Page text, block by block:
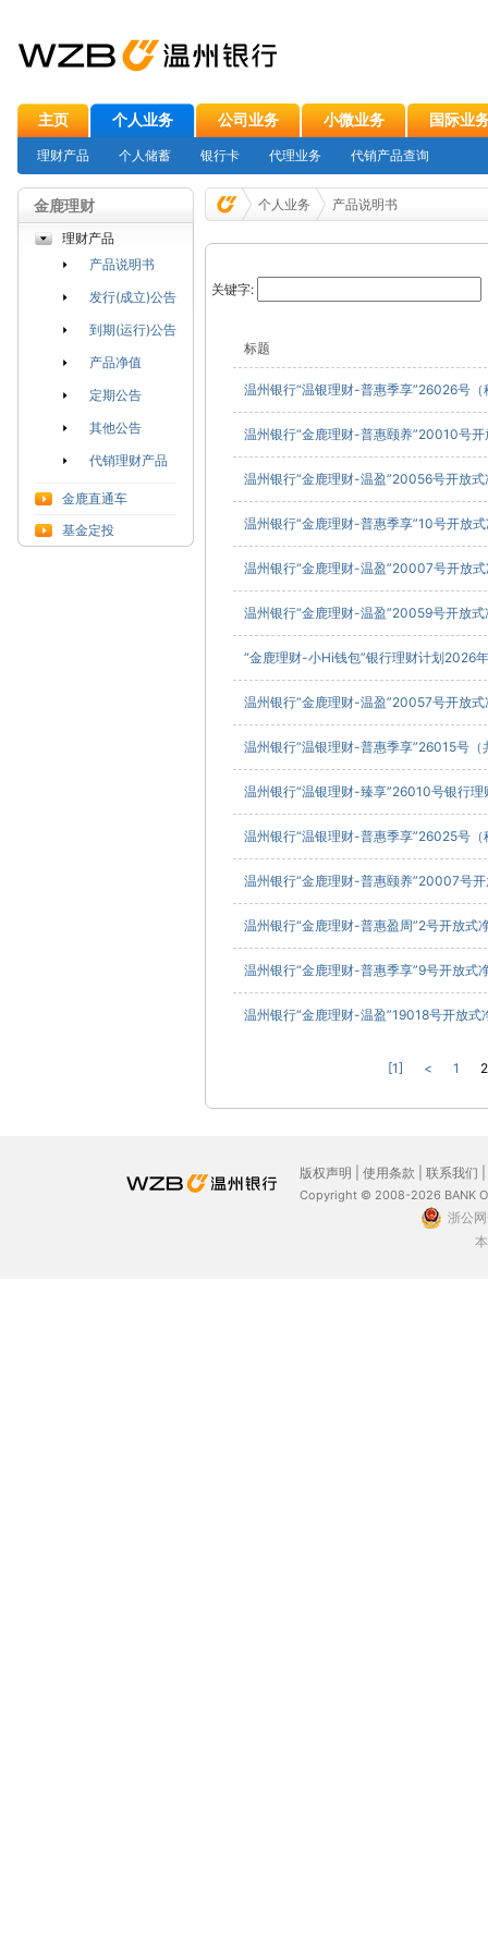
主页 个人业务 公司业务 小微业务 国际业
理财产品 个人储蓄 银行卡 代理业务 代销产品查询
金鹿理财
理财产品
产品说明书
发行(成立)公告
到期(运行)公告
产品净值
定期公告
其他公告
代销理财产品
金鹿直通车
基金定投
个人业务 产品说明书
关键字:
标题
温州银行“温银理财-普惠季享”26026号（
温州银行“金鹿理财-普惠颐养”20010号开
温州银行“金鹿理财-温盈”20056号开放式
温州银行“金鹿理财-普惠季享”10号开放
温州银行“金鹿理财-温盈”20007号开放
温州银行“金鹿理财-温盈”20059号开放式
“金鹿理财-小Hi钱包”银行理财计划2026
温州银行“金鹿理财-温盈”20057号开放式
温州银行“温银理财-普惠季享”26015号（
温州银行“温银理财-臻享”26010号银行理
温州银行“温银理财-普惠季享”26025号（
温州银行“金鹿理财-普惠颐养”20007号
温州银行“金鹿理财-普惠盈周”2号开放式
温州银行“金鹿理财-普惠季享”9号开放式
温州银行“金鹿理财-温盈”19018号开放式
[1] < 1 2
版权声明 使用条款 联系我们
Copyright © 2008-2026 BANK
浙公